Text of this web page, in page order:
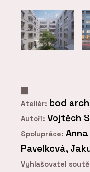
Ateliér: bod
Autoři: Vojtěch
Spolupráce:
Pavelková,
Vyhlašovatel